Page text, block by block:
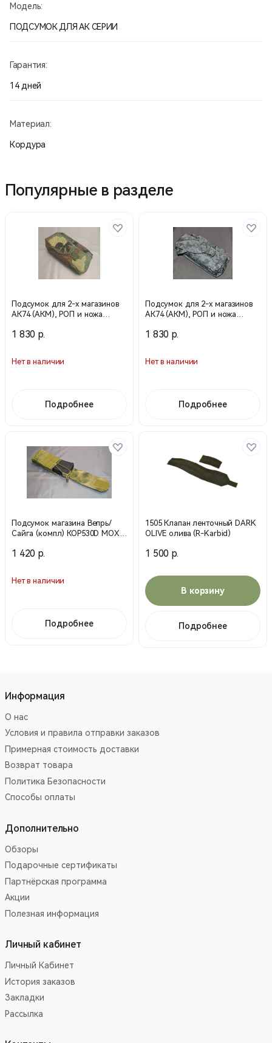
Модель:
ПОДСУМОК ДЛЯ АК СЕРИИ
Гарантия:
14 дней
Материал:
Кордура
Популярные в разделе
Подсумок для 2-х магазинов
АК74 (АКМ), РОП и ножа
1 830 р.
Нет в наличии
Подробнее
Подсумок для 2-х магазинов
АК74 (АКМ), РОП и ножа
1 830 р.
Нет в наличии
Подробнее
Подсумок магазина Вепрь/
Сайга (компл) КОР530D МОХ
1 420 р.
Нет в наличии
Подробнее
1505 Клапан ленточный DARK
OLIVE олива (R-Karbid)
1 500 р.
В корзину
Подробнее
Информация
О нас
Условия и правила отправки заказов
Примерная стоимость доставки
Возврат товара
Политика Безопасности
Способы оплаты
Дополнительно
Обзоры
Подарочные сертификаты
Партнёрская программа
Акции
Полезная информация
Личный кабинет
Личный Кабинет
История заказов
Закладки
Рассылка